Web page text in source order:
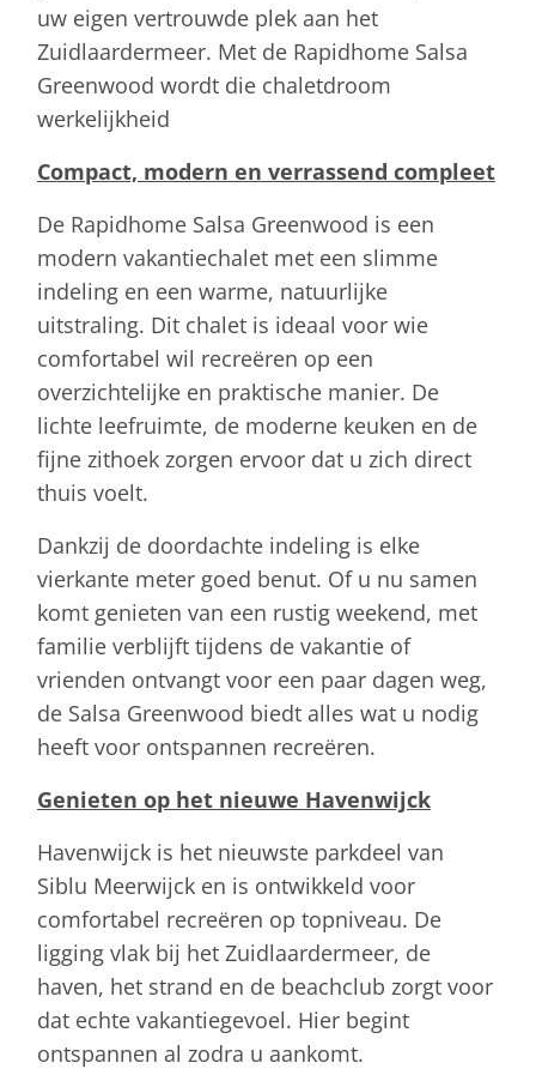
uw eigen vertrouwde plek aan het
Zuidlaardermeer. Met de Rapidhome Salsa
Greenwood wordt die chaletdroom
werkelijkheid
Compact, modern en verrassend compleet
De Rapidhome Salsa Greenwood is een
modern vakantiechalet met een slimme
indeling en een warme, natuurlijke
uitstraling. Dit chalet is ideaal voor wie
comfortabel wil recreëren op een
overzichtelijke en praktische manier. De
lichte leefruimte, de moderne keuken en de
fijne zithoek zorgen ervoor dat u zich direct
thuis voelt.
Dankzij de doordachte indeling is elke
vierkante meter goed benut. Of u nu samen
komt genieten van een rustig weekend, met
familie verblijft tijdens de vakantie of
vrienden ontvangt voor een paar dagen weg,
de Salsa Greenwood biedt alles wat u nodig
heeft voor ontspannen recreëren.
Genieten op het nieuwe Havenwijck
Havenwijck is het nieuwste parkdeel van
Siblu Meerwijck en is ontwikkeld voor
comfortabel recreëren op topniveau. De
ligging vlak bij het Zuidlaardermeer, de
haven, het strand en de beachclub zorgt voor
dat echte vakantiegevoel. Hier begint
ontspannen al zodra u aankomt.